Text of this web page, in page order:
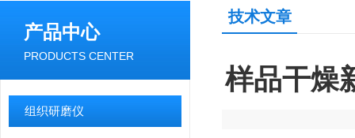
产品中心
PRODUCTS CENTER
组织研磨仪
技术文章
样品干燥